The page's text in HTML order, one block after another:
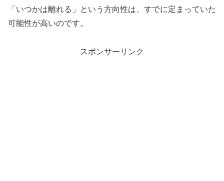
「いつかは離れる」という方向性は、すでに定まっていた
可能性が高いのです。
スポンサーリンク